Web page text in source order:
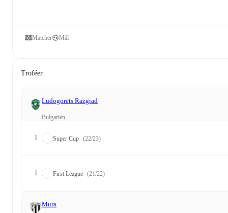
Matcher Mål
Troféer
Ludogorets Razgrad
Bulgarien
1 Super Cup (22/23)
1 First League (21/22)
Mura